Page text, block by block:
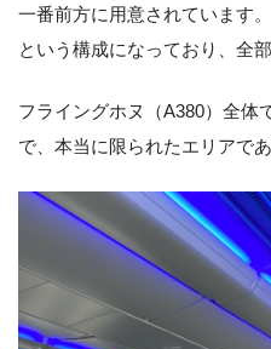
一番前方に用意されています
という構成になっており、全
フライングホヌ（A380）全体
で、本当に限られたエリアで